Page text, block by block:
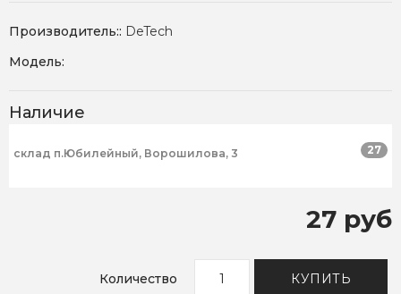
Производитель:: DeTech
Модель:
Наличие
склад п.Юбилейный, Ворошилова, 3 27
27 руб
Количество КУПИТЬ